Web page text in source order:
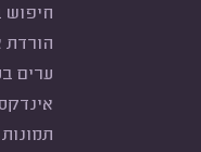
חיפוש
הורדת
ערים
תמונות